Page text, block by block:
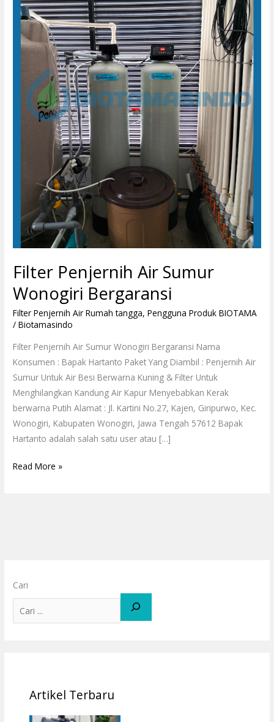
Filter Penjernih Air Sumur
Wonogiri Bergaransi
Filter Penjernih Air Rumah tangga,Pengguna Produk BIOTAMA
/Biotamasindo
Filter Penjernih Air Sumur Wonogiri Bergaransi Nama
Konsumen : Bapak Hartanto Paket Yang Diambil : Penjernih Air
Sumur Untuk Air Besi Berwarna Kuning & Filter Untuk
Menghilangkan Kandung Air Kapur Menyebabkan Kerak
berwarna Putih Alamat : Jl. Kartini No.27, Kajen, Giripurwo, Kec.
Wonogiri, Kabupaten Wonogiri, Jawa Tengah 57612 Bapak
Hartanto adalah salah satu user atau […]
Wonogiri
Bergaransi
Read More »
Cari
Artikel Terbaru